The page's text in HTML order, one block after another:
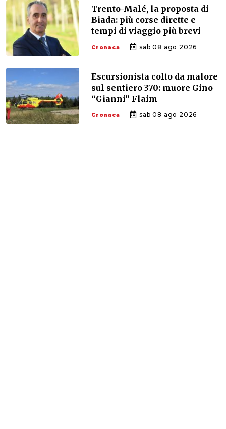
Trento-Malé, la proposta di
Biada: più corse dirette e
tempi di viaggio più brevi
Cronaca sab 08 ago 2026
Escursionista colto da malore
sul sentiero 370: muore Gino
“Gianni” Flaim
Cronaca sab 08 ago 2026